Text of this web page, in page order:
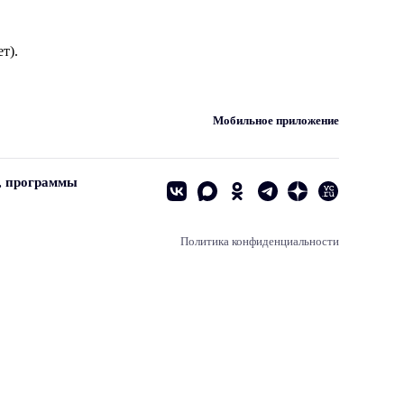
Мобильное приложение
программы
Политика конфиденциальности